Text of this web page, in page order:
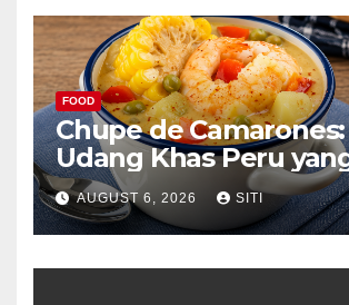
FOOD
Chupe de
Udang Khas Peru
Lezat
AUGUST 6, 2026 SITI